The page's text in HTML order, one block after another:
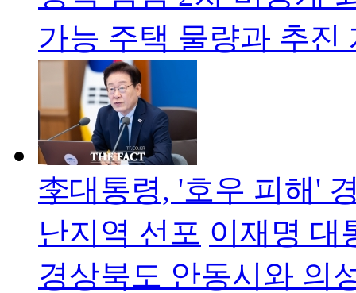
가능 주택 물량과 추
李대통령, '호우 피해'
난지역 선포 이재명 대
경상북도 안동시와 의